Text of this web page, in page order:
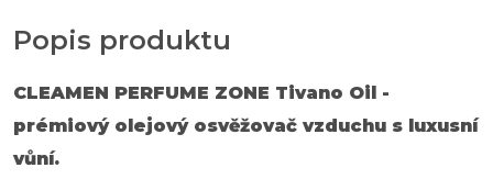
Popis produktu
CLEAMEN PERFUME ZONE Tivano Oil -
prémiový olejový osvěžovač vzduchu s luxusní
vůní.